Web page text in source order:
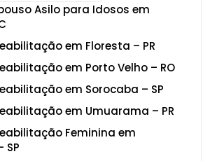
Asilo para Idosos em
em Floresta – PR
em Porto Velho – RO
em Sorocaba – SP
em Umuarama – PR
Feminina em
SP